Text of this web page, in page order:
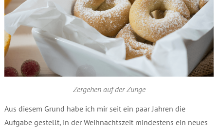
Zergehen auf der Zunge
Aus diesem Grund habe ich mir seit ein paar Jahren die
Aufgabe gestellt, in der Weihnachtszeit mindestens ein neues